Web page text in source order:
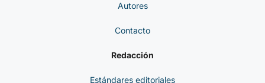
Autores
Contacto
Redacción
Estándares editoriales